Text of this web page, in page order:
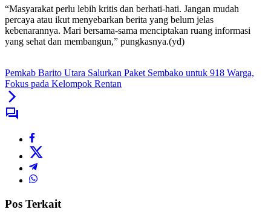
“Masyarakat perlu lebih kritis dan berhati-hati. Jangan mudah
percaya atau ikut menyebarkan berita yang belum jelas
kebenarannya. Mari bersama-sama menciptakan ruang informasi
yang sehat dan membangun,” pungkasnya.(yd)
Pemkab Barito Utara Salurkan Paket Sembako untuk 918 Warga,
Fokus pada Kelompok Rentan
Pos Terkait